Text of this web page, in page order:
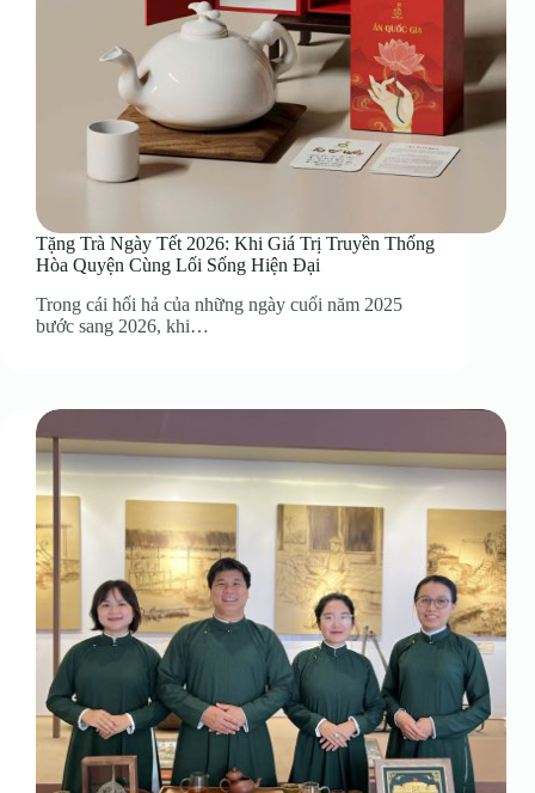
Tặng Trà Ngày Tết 2026: Khi Giá Trị Truyền Thống
Hòa Quyện Cùng Lối Sống Hiện Đại
Trong cái hối hả của những ngày cuối năm 2025
bước sang 2026, khi…